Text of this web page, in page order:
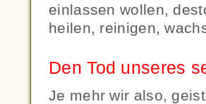
einlassen wollen,
heilen, reinigen,
Den Tod unseres
Je mehr wir also,